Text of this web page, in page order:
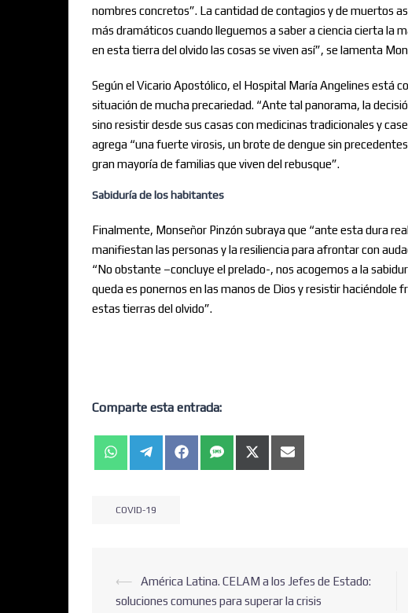
nombres concretos”. La cantidad de contagios y de muertos
más dramáticos cuando lleguemos a saber a ciencia cierta la
en esta tierra del olvido las cosas se viven así”, se lamenta
Según el Vicario Apostólico, el Hospital María Angelines está
situación de mucha precariedad. “Ante tal panorama, la
sino resistir desde sus casas con medicinas tradicionales y
agrega “una fuerte virosis, un brote de dengue sin
gran mayoría de familias que viven del rebusque”.
Sabiduría de los habitantes
Finalmente, Monseñor Pinzón subraya que “ante esta dura
manifiestan las personas y la resiliencia para afrontar con
“No obstante –concluye el prelado-, nos acogemos a la
queda es ponernos en las manos de Dios y resistir
estas tierras del olvido”.
Comparte esta entrada:
COVID-19
⟵
América Latina. CELAM a los Jefes de Estado:
soluciones comunes para superar la crisis
Correo